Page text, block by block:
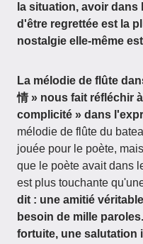
la situation, avoir
d'être regrettée est la
nostalgie elle-même
La mélodie de flûte
情 » nous fait réfléchir
complicité » dans
mélodie de flûte du
jouée pour le poète,
que le poète avait dans
est plus touchante
dit : une amitié
besoin de mille
fortuite, une salutation